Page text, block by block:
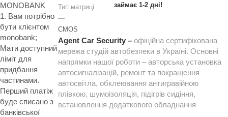
MONOBANK
1. Вам потрібно
бути клієнтом
monobank;
Мати доступний
ліміт для
придбання
частинами.
Перший платіж
буде списано з
банківської
Тип матриці
—
CMOS
займає 1-2 дні!
Agent Car Security – офіційна сертифікована
мережа студій автобезпеки в Україні. Основні
напрямки нашої роботи – авторська установка
автосигналізацій, ремонт та покращення
автосвітла, обклеювання антигравійною
плівкою, шумоізоляція, підігрів сидіння,
встановлення додаткового обладнання